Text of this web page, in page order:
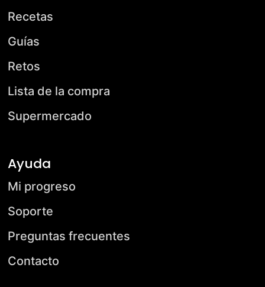
Recetas
Guías
Retos
Lista de la compra
Supermercado
Ayuda
Mi progreso
Soporte
Preguntas frecuentes
Contacto